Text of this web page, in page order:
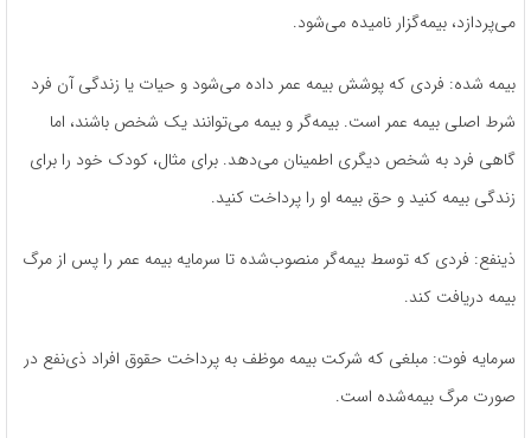
می‌پردازد، بیمه‌گزار نامیده می‌شود.
بیمه شده: فردی که پوشش بیمه عمر داده می‌شود و حیات یا زندگی آن فرد
شرط اصلی بیمه عمر است. بیمه‌گر و بیمه می‌توانند یک شخص باشند، اما
گاهی فرد به شخص دیگری اطمینان می‌دهد. برای مثال، کودک خود را برای
زندگی بیمه کنید و حق بیمه او را پرداخت کنید.
ذینفع: فردی که توسط بیمه‌گر منصوب‌شده تا سرمایه بیمه عمر را پس از مرگ
بیمه دریافت کند.
سرمایه فوت: مبلغی که شرکت بیمه موظف به پرداخت حقوق افراد ذی‌نفع در
صورت مرگ بیمه‌شده است.